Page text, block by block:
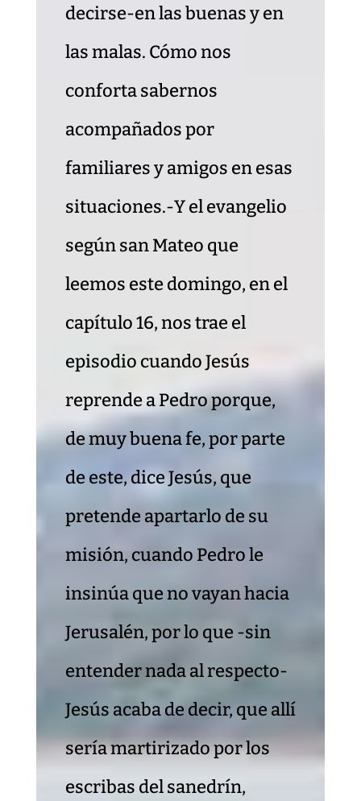
decirse-en las buenas y en
las malas. Cómo nos
conforta sabernos
acompañados por
familiares y amigos en esas
situaciones.-Y el evangelio
según san Mateo que
leemos este domingo, en el
capítulo 16, nos trae el
episodio cuando Jesús
reprende a Pedro porque,
de muy buena fe, por parte
de este, dice Jesús, que
pretende apartarlo de su
misión, cuando Pedro le
insinúa que no vayan hacia
Jerusalén, por lo que -sin
entender nada al respecto-
Jesús acaba de decir, que allí
sería martirizado por los
escribas del sanedrín,